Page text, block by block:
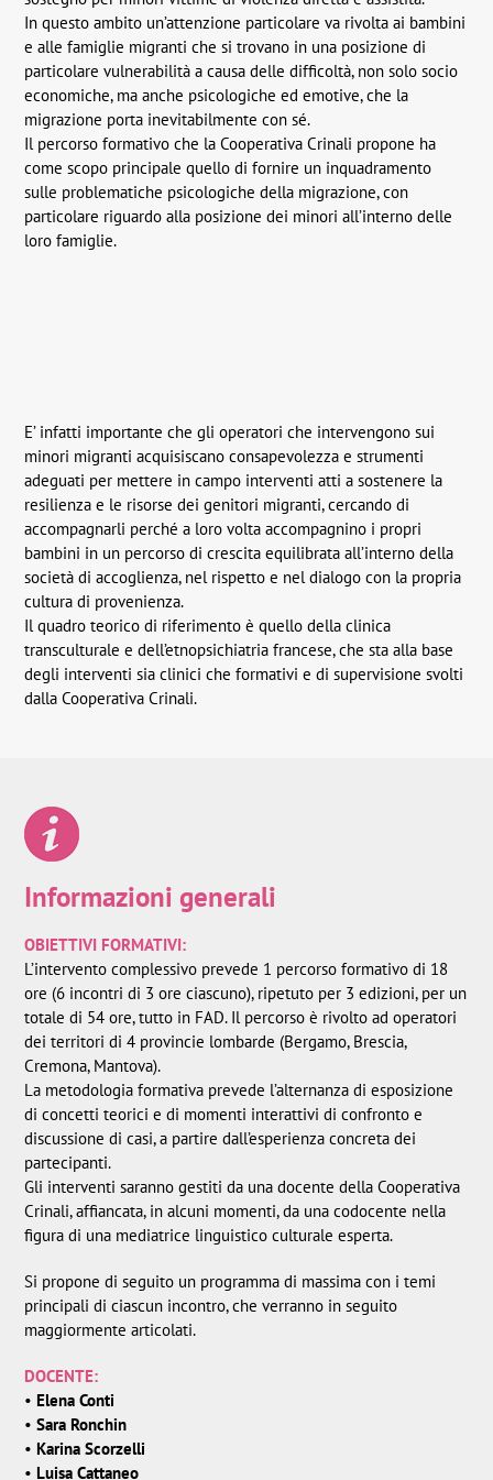
In questo ambito un’attenzione particolare va rivolta ai bambini
e alle famiglie migranti che si trovano in una posizione di
particolare vulnerabilità a causa delle difficoltà, non solo socio
economiche, ma anche psicologiche ed emotive, che la
migrazione porta inevitabilmente con sé.
Il percorso formativo che la Cooperativa Crinali propone ha
come scopo principale quello di fornire un inquadramento
sulle problematiche psicologiche della migrazione, con
particolare riguardo alla posizione dei minori all’interno delle
loro famiglie.
E’ infatti importante che gli operatori che intervengono sui
minori migranti acquisiscano consapevolezza e strumenti
adeguati per mettere in campo interventi atti a sostenere la
resilienza e le risorse dei genitori migranti, cercando di
accompagnarli perché a loro volta accompagnino i propri
bambini in un percorso di crescita equilibrata all’interno della
società di accoglienza, nel rispetto e nel dialogo con la propria
cultura di provenienza.
Il quadro teorico di riferimento è quello della clinica
transculturale e dell’etnopsichiatria francese, che sta alla base
degli interventi sia clinici che formativi e di supervisione svolti
dalla Cooperativa Crinali.
Informazioni generali
OBIETTIVI FORMATIVI:
L’intervento complessivo prevede 1 percorso formativo di 18
ore (6 incontri di 3 ore ciascuno), ripetuto per 3 edizioni, per un
totale di 54 ore, tutto in FAD. Il percorso è rivolto ad operatori
dei territori di 4 provincie lombarde (Bergamo, Brescia,
Cremona, Mantova).
La metodologia formativa prevede l’alternanza di esposizione
di concetti teorici e di momenti interattivi di confronto e
discussione di casi, a partire dall’esperienza concreta dei
partecipanti.
Gli interventi saranno gestiti da una docente della Cooperativa
Crinali, affiancata, in alcuni momenti, da una codocente nella
figura di una mediatrice linguistico culturale esperta.
Si propone di seguito un programma di massima con i temi
principali di ciascun incontro, che verranno in seguito
maggiormente articolati.
DOCENTE:
• Elena Conti
•Sara Ronchin
• Karina Scorzelli
• Luisa Cattaneo